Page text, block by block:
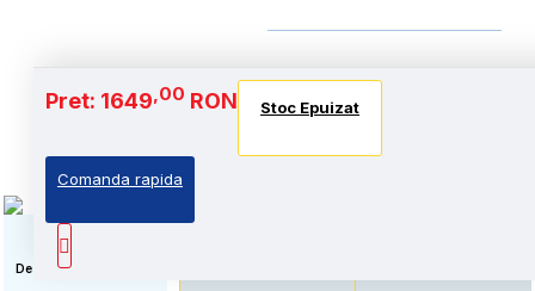
Pret: 1649,00 RON Stoc Epuizat
Comanda rapida
Baterie si Autonomie
Descriere
Stoc Epuizat
Autonomie extinsa, prin
Stoc Epuizat